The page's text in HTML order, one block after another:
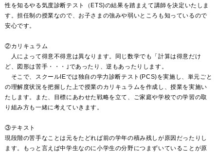
性を知るやる気度診断テスト（ETS)の結果を踏まえて講師を決定いたしま
す。担任制の授業なので、お子さまの強みや弱いところも知っているので
安心です。
②カリキュラム
人によって得意不得意は異なります。同じ数学でも「計算は得意だけ
ど、図形は苦手・・・｣であったり、逆もあったりします。
そこで、スクールIEでは独自の学力診断テスト(PCS)を実施し、単元ごと
の理解度状況を把握した上で授業のカリキュラムを作成し、授業を実施い
たします。また、目標にあわせた戦略を立て、ご家庭や学校での学習の取
り組み方も一緒に考えていきます。
③テキスト
現段階の苦手なことは元をたどれば前の学年の積み残しが原因だったりし
ます。もっと言えば中学生なのに小学生の分野につまずいていることが原